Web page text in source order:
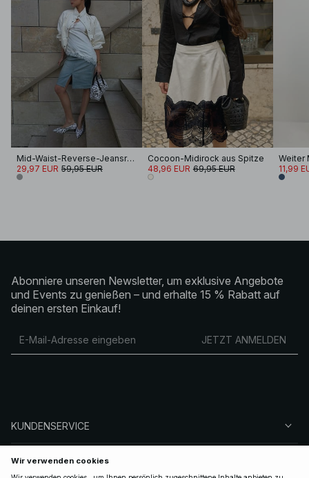
Mid-Waist-Reverse-Jeansrock
29,97 EUR 59,95 EUR
Cocoon-Midirock aus Spitze
48,96 EUR 69,95 EUR
Weiter
11,99
Abonniere unseren Newsletter, um exklusive Angebote
und Events zu genießen – und erhalte 15 % Rabatt auf
deinen ersten Einkauf!
JETZT ANMELDEN
KUNDENSERVICE
ÜBER NA-KD